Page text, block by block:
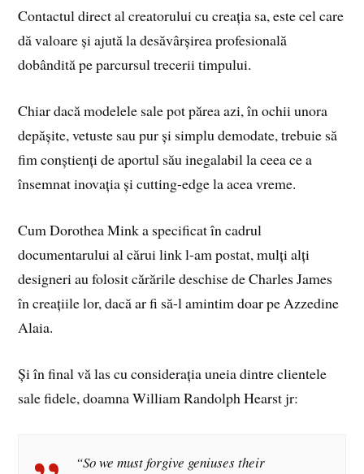
Contactul direct al creatorului cu creația sa, este cel care
dă valoare și ajută la desăvârșirea profesională
dobândită pe parcursul trecerii timpului.
Chiar dacă modelele sale pot părea azi, în ochii unora
depășite, vetuste sau pur și simplu demodate, trebuie să
fim conștienți de aportul său inegalabil la ceea ce a
însemnat inovația și cutting-edge la acea vreme.
Cum Dorothea Mink a specificat în cadrul
documentarului al cărui link l-am postat, mulți alți
designeri au folosit cărările deschise de Charles James
în creațiile lor, dacă ar fi să-l amintim doar pe Azzedine
Alaia.
Și în final vă las cu considerația uneia dintre clientele
sale fidele, doamna William Randolph Hearst jr:
“So we must forgive geniuses their